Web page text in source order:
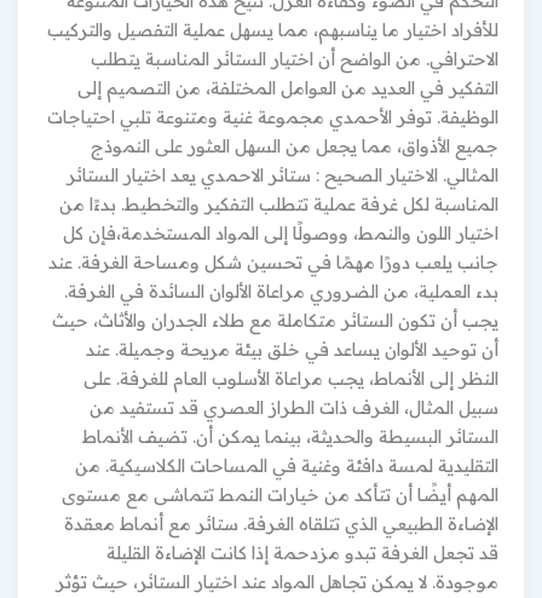
للأفراد اختيار ما يناسبهم، مما يسهل عملية التفصيل والتركيب
الاحترافي. من الواضح أن اختيار الستائر المناسبة يتطلب
التفكير في العديد من العوامل المختلفة، من التصميم إلى
الوظيفة. توفر الأحمدي مجموعة غنية ومتنوعة تلبي احتياجات
جميع الأذواق، مما يجعل من السهل العثور على النموذج
المثالي. الاختيار الصحيح : ستائر الاحمدي يعد اختيار الستائر
المناسبة لكل غرفة عملية تتطلب التفكير والتخطيط. بدءًا من
اختيار اللون والنمط، ووصولًا إلى المواد المستخدمة،فإن كل
جانب يلعب دورًا مهمًا في تحسين شكل ومساحة الغرفة. عند
بدء العملية، من الضروري مراعاة الألوان السائدة في الغرفة.
يجب أن تكون الستائر متكاملة مع طلاء الجدران والأثاث، حيث
أن توحيد الألوان يساعد في خلق بيئة مريحة وجميلة. عند
النظر إلى الأنماط، يجب مراعاة الأسلوب العام للغرفة. على
سبيل المثال، الغرف ذات الطراز العصري قد تستفيد من
الستائر البسيطة والحديثة، بينما يمكن أن. تضيف الأنماط
التقليدية لمسة دافئة وغنية في المساحات الكلاسيكية. من
المهم أيضًا أن تتأكد من خيارات النمط تتماشى مع مستوى
الإضاءة الطبيعي الذي تتلقاه الغرفة. ستائر مع أنماط معقدة
قد تجعل الغرفة تبدو مزدحمة إذا كانت الإضاءة القليلة
موجودة. لا يمكن تجاهل المواد عند اختيار الستائر، حيث تؤثر